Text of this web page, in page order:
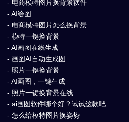
- 电商模特图片换背景软件
- AI绘图
- 电商模特图片怎么换背景
- 模特一键换背景
- AI画图在线生成
- 画图AI自动生成图
- 照片一键换背景
- AI画图，一键生成
- 照片一键换背景在线
- ai画图软件哪个好？试试这款吧
- 怎么给模特图片换姿势